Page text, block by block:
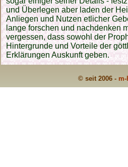
und Überlegen aber laden der
Anliegen und Nutzen etlicher
lange forschen und nachdenken
vergessen, dass sowohl der
Hintergrunde und Vorteile der
Erklärungen Auskunft geben.
© seit 2006 -